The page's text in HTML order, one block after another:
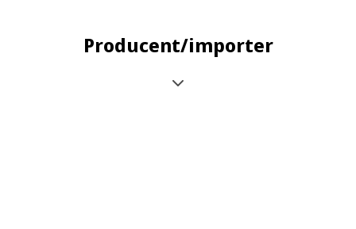
Producent/importer